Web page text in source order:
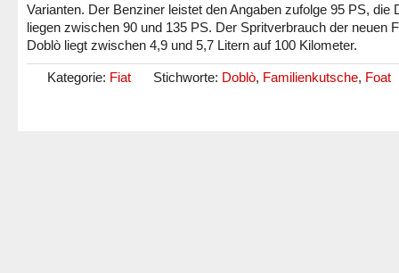
Varianten. Der Benziner leistet den Angaben zufolge 95 PS, die
liegen zwischen 90 und 135 PS. Der Spritverbrauch der neuen
Doblò liegt zwischen 4,9 und 5,7 Litern auf 100 Kilometer.
Kategorie: Fiat Stichworte: Doblò, Familienkutsche, Foat